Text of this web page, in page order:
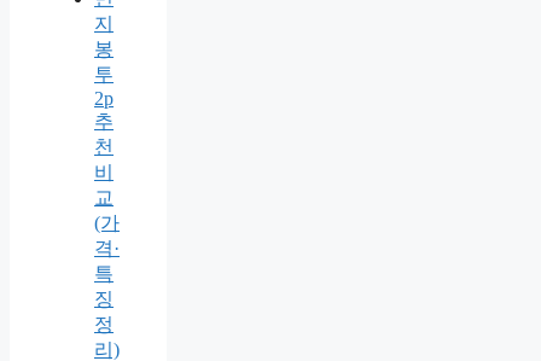
지
봉
투
2p
추
천
비
교
(가
격·
특
징
정
리)